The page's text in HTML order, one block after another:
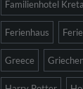
Familienhotel Kreta
Ferienhaus
Greece